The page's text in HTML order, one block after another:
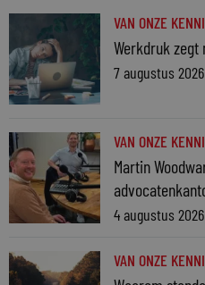
VAN ONZE
Werkdruk
7 augustus 2026
VAN ONZE
Martin
4 augustus 2026
VAN ONZE